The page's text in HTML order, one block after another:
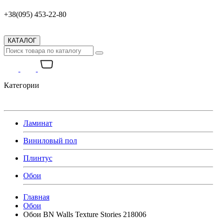
+38(095) 453-22-80
КАТАЛОГ
Категории
Ламинат
Виниловый пол
Плинтус
Обои
Главная
Обои
Обои BN Walls Texture Stories 218006